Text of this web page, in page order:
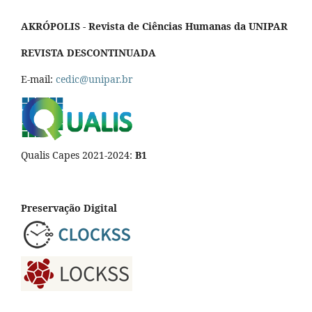
AKRÓPOLIS - Revista de Ciências Humanas da UNIPAR
REVISTA DESCONTINUADA
E-mail: cedic@unipar.br
Qualis Capes 2021-2024: B1
Preservação Digital